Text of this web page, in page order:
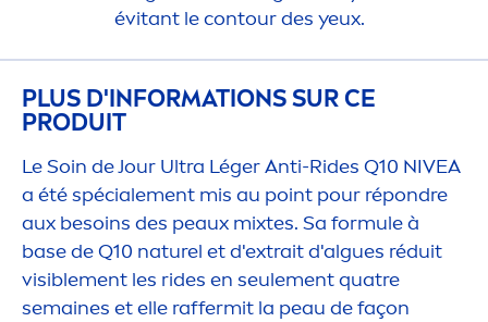
évitant le contour des yeux.
PLUS D'INFORMATIONS SUR CE
PRODUIT
Le Soin de Jour Ultra Léger Anti-Rides Q10 NIVEA
a été spécialement mis au point pour répondre
aux besoins des peaux mixtes. Sa formule à
base de Q10 naturel et d'extrait d'algues réduit
visiblement les rides en seulement quatre
semaines et elle raffermit la peau de façon